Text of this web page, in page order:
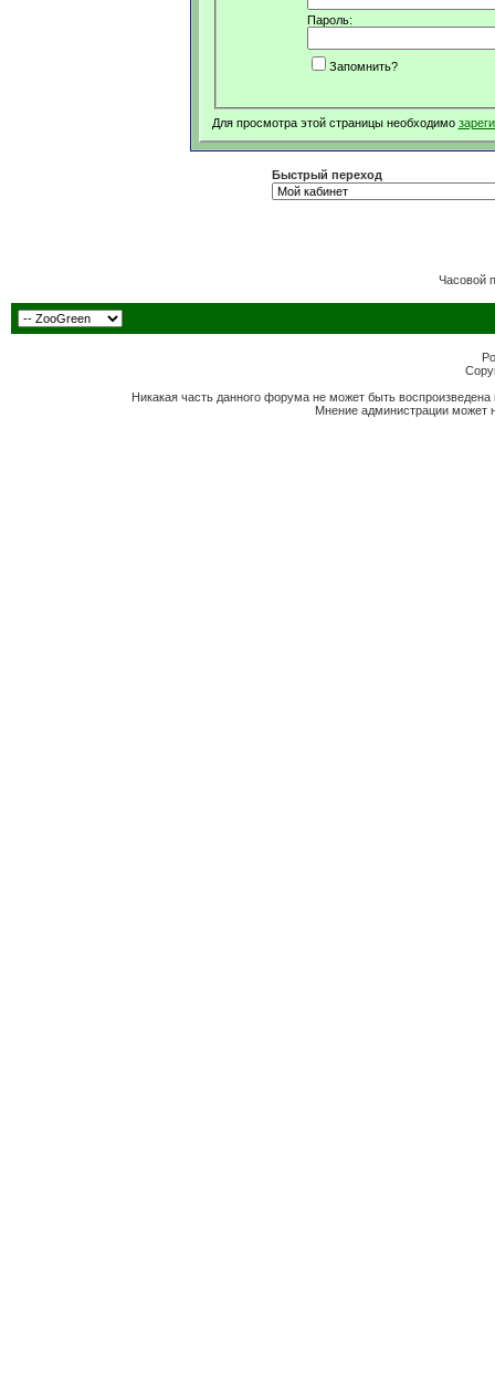
Пароль:
Запомнить?
Для просмотра этой страницы необходимо
Быстрый переход
Часовой
Никакая часть данного форума не может быть
Мнение администрации может